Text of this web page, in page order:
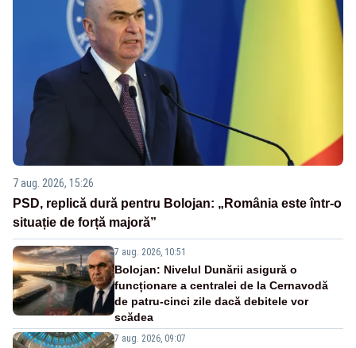
7 aug. 2026, 15:26
PSD, replică dură pentru Bolojan: „România este într-o
situație de forță majoră”
7 aug. 2026, 10:51
Bolojan: Nivelul Dunării asigură o
funcționare a centralei de la Cernavodă
de patru-cinci zile dacă debitele vor
scădea
7 aug. 2026, 09:07